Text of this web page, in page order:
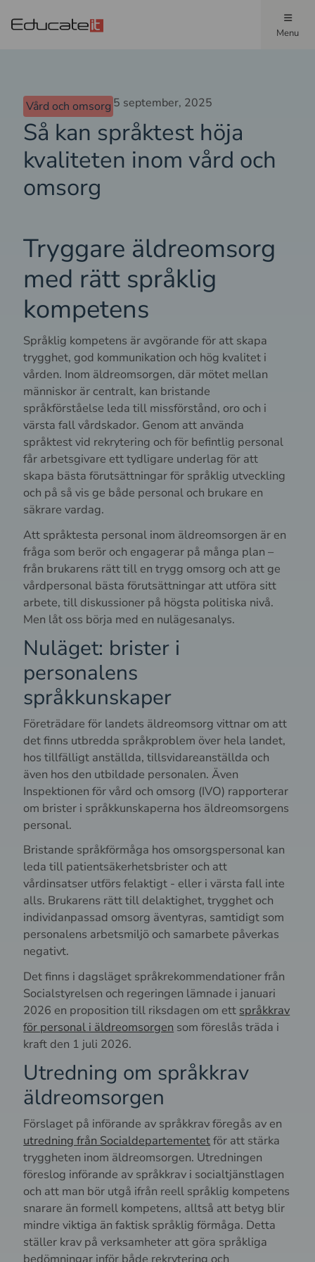
Menu
Vård och omsorg5 september, 2025
Så kan språktest höja
kvaliteten inom vård och
omsorg
Tryggare äldreomsorg
med rätt språklig
kompetens
Språklig kompetens är avgörande för att skapa
trygghet, god kommunikation och hög kvalitet i
vården. Inom äldreomsorgen, där mötet mellan
människor är centralt, kan bristande
språkförståelse leda till missförstånd, oro och i
värsta fall vårdskador. Genom att använda
språktest vid rekrytering och för befintlig personal
får arbetsgivare ett tydligare underlag för att
skapa bästa förutsättningar för språklig utveckling
och på så vis ge både personal och brukare en
säkrare vardag.
Att språktesta personal inom äldreomsorgen är en
fråga som berör och engagerar på många plan –
från brukarens rätt till en trygg omsorg och att ge
vårdpersonal bästa förutsättningar att utföra sitt
arbete, till diskussioner på högsta politiska nivå.
Men låt oss börja med en nulägesanalys.
Nuläget: brister i
personalens
språkkunskaper
Företrädare för landets äldreomsorg vittnar om att
det finns utbredda språkproblem över hela landet,
hos tillfälligt anställda, tillsvidareanställda och
även hos den utbildade personalen. Även
Inspektionen för vård och omsorg (IVO) rapporterar
om brister i språkkunskaperna hos äldreomsorgens
personal.
Bristande språkförmåga hos omsorgspersonal kan
leda till patientsäkerhetsbrister och att
vårdinsatser utförs felaktigt - eller i värsta fall inte
alls. Brukarens rätt till delaktighet, trygghet och
individanpassad omsorg äventyras, samtidigt som
personalens arbetsmiljö och samarbete påverkas
negativt.
Det finns i dagsläget språkrekommendationer från
Socialstyrelsen och regeringen lämnade i januari
2026 en proposition till riksdagen om ett språkkrav
för personal i äldreomsorgen som föreslås träda i
kraft den 1 juli 2026.
Utredning om språkkrav
äldreomsorgen
Förslaget på införande av språkkrav föregås av en
utredning från Socialdepartementetför att stärka
tryggheten inom äldreomsorgen. Utredningen
föreslog införande av språkkrav i socialtjänstlagen
och att man bör utgå ifrån reell språklig kompetens
snarare än formell kompetens, alltså att betyg blir
mindre viktiga än faktisk språklig förmåga. Detta
ställer krav på verksamheter att göra språkliga